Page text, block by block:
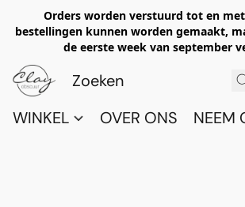
Orders worden verstuurd tot en
bestellingen kunnen worden gemaakt,
de eerste week van september
WINKEL OVER ONS NEEM